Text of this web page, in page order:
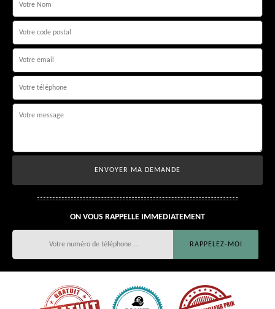
ON VOUS RAPPELLE IMMEDIATEMENT